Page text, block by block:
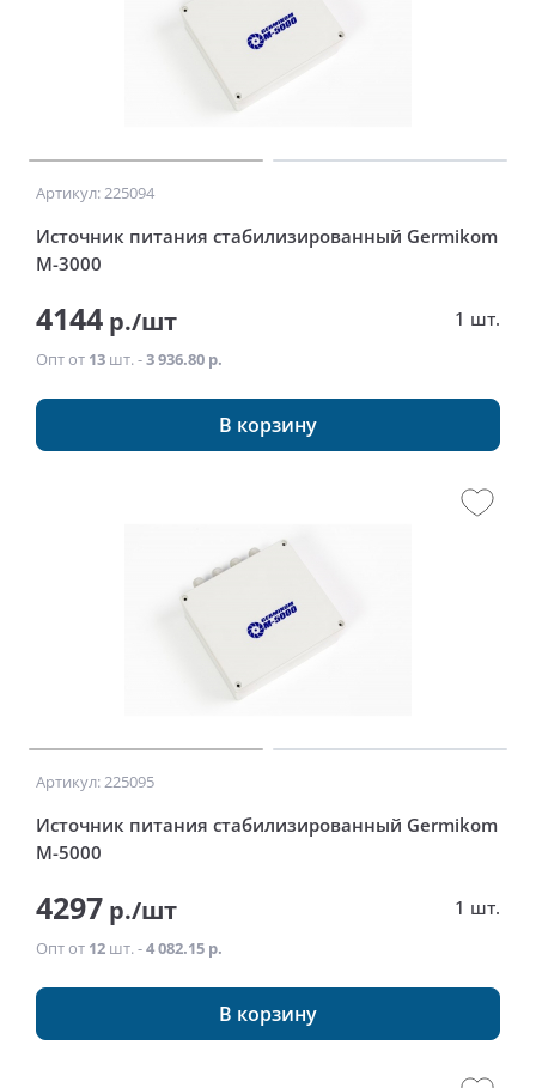
Артикул: 225094
Источник питания стабилизированный Germikom
M-3000
4144 р./шт 1 шт.
Опт от 13 шт. -3 936.80 р.
В корзину
Артикул: 225095
Источник питания стабилизированный Germikom
M-5000
4297 р./шт 1 шт.
Опт от 12 шт. -4 082.15 р.
В корзину